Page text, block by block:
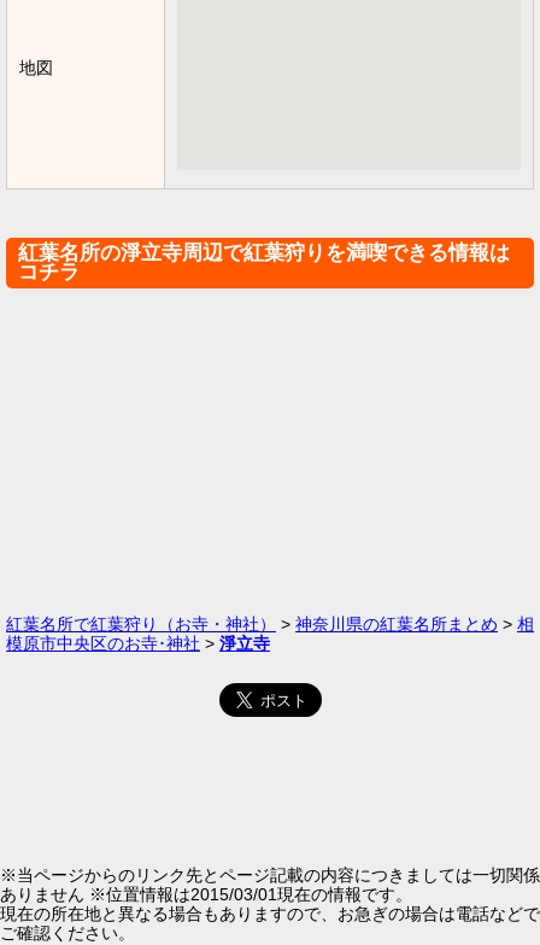
地図
紅葉名所の淨立寺周辺で紅葉狩りを満喫できる情報は
コチラ
紅葉名所で紅葉狩り（お寺・神社） > 神奈川県の紅葉名所まとめ > 相
模原市中央区のお寺･神社 > 淨立寺
※当ページからのリンク先とページ記載の内容につきましては一切関係
ありません ※位置情報は2015/03/01現在の情報です。
現在の所在地と異なる場合もありますので、お急ぎの場合は電話などで
ご確認ください。